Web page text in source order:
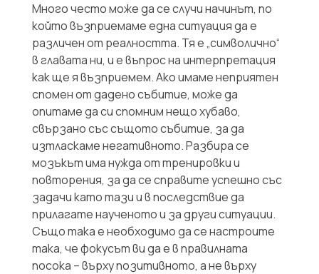
Много често може да се случи начинът, по
който възприемаме една ситуация да е
различен от реалността. Тя е „символично“
в главата ни, и е въпрос на интерпретация
как ще я възприемем. Ако имаме неприятен
спомен от дадено събитие, може да
опитаме да си спомним нещо хубаво,
свързано със същото събитие, за да
изтласкаме негативното. Разбира се
мозъкът има нужда от тренировки и
повторения, за да се справите успешно със
задачи като тази и в последствие да
прилагате наученото и за други ситуации.
Също така е необходимо да се настроите
така, че фокусът ви да е в правилната
посока – върху позитивното, а не върху